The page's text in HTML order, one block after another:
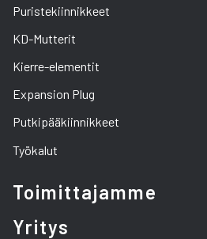
Puristekiinnikkeet
KD-Mutterit
Kierre-elementit
Expansion Plug
Putkipääkiinnikkeet
Työkalut
Toimittajamme
Yritys